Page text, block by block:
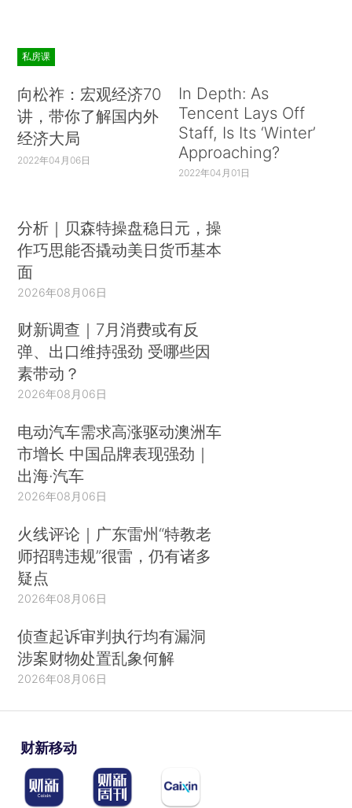
私房课
向松祚：宏观经济70
讲，带你了解国内外
经济大局
2022年04月06日
In Depth: As
Tencent Lays Off
Staff, Is Its ‘Winter’
Approaching?
2022年04月01日
分析｜贝森特操盘稳日元，操
作巧思能否撬动美日货币基本
面
2026年08月06日
财新调查｜7月消费或有反
弹、出口维持强劲 受哪些因
素带动？
2026年08月06日
电动汽车需求高涨驱动澳洲车
市增长 中国品牌表现强劲｜
出海·汽车
2026年08月06日
火线评论｜广东雷州“特教老
师招聘违规”很雷，仍有诸多
疑点
2026年08月06日
侦查起诉审判执行均有漏洞
涉案财物处置乱象何解
2026年08月06日
财新移动